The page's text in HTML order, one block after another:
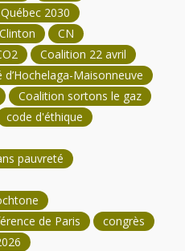
2030
Clinton
CN
Coalition 22 avril
Maisonneuve
Coalition sortons le gaz
code d'éthique
pauvreté
de Paris
congrès